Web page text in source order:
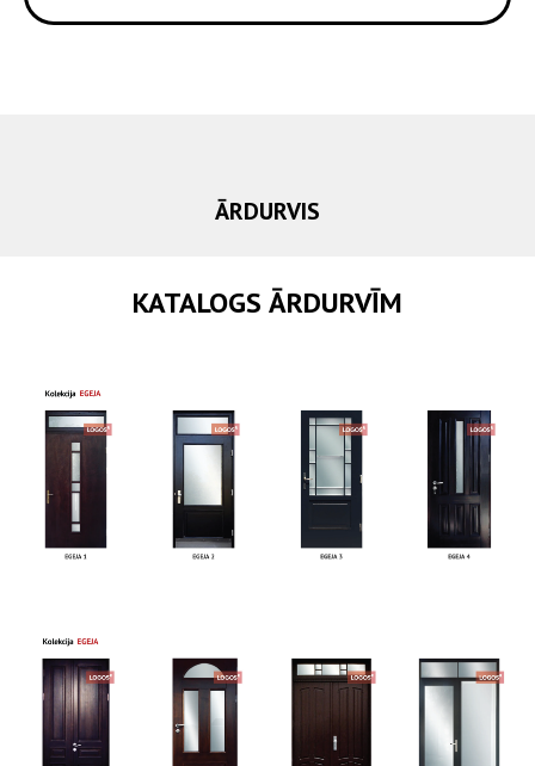
ĀRDURVIS
KATALOGS ĀRDURVĪM